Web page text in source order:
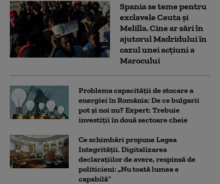
Spania se teme pentru
exclavele Ceuta și
Melilla. Cine ar sări în
ajutorul Madridului în
cazul unei acțiuni a
Marocului
Problema capacității de stocare a
energiei în România: De ce bulgarii
pot și noi nu? Expert: Trebuie
investiții în două sectoare cheie
Ce schimbări propune Legea
Integrității. Digitalizarea
declarațiilor de avere, respinsă de
politicieni: „Nu toată lumea e
capabilă”